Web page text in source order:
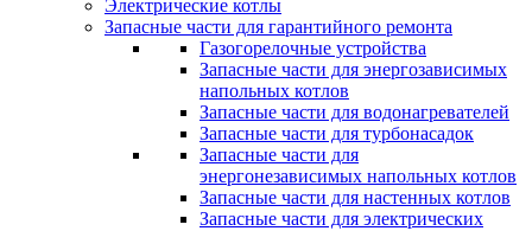
Электрические котлы
Запасные части для гарантийного ремонта
Газогорелочные устройства
Запасные части для энергозависимых
напольных котлов
Запасные части для водонагревателей
Запасные части для турбонасадок
Запасные части для
энергонезависимых напольных котлов
Запасные части для настенных котлов
Запасные части для электрических